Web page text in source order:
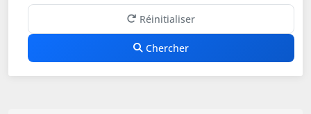
Réinitialiser
Chercher